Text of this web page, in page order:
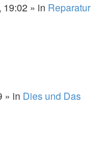
19:02 » in Reparatur
» in Dies und Das